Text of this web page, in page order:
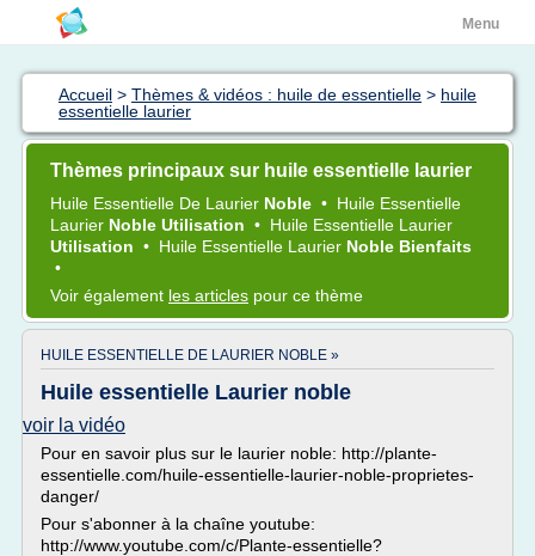
Menu
Accueil > Thèmes & vidéos : huile de essentielle > huile
essentielle laurier
Thèmes principaux sur huile essentielle laurier
Huile Essentielle De Laurier Noble • Huile Essentielle
Laurier Noble Utilisation • Huile Essentielle Laurier
Utilisation • Huile Essentielle Laurier Noble Bienfaits
•
Voir également les articles pour ce thème
HUILE ESSENTIELLE DE LAURIER NOBLE »
Huile essentielle Laurier noble
voir la vidéo
Pour en savoir plus sur le laurier noble: http://plante-
essentielle.com/huile-essentielle-laurier-noble-proprietes-
danger/
Pour s'abonner à la chaîne youtube:
http://www.youtube.com/c/Plante-essentielle?